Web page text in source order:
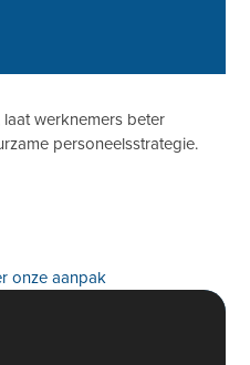
werknemers beter
personeelsstrategie.
onze aanpak